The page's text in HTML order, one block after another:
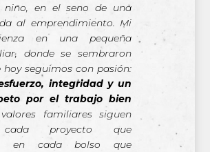
niño, en el seno de una
al emprendimiento. Mi
en una pequeña
donde se sembraron
hoy seguimos con pasión:
integridad y un
por el trabajo bien
familiares siguen
proyecto que
en cada bolso que